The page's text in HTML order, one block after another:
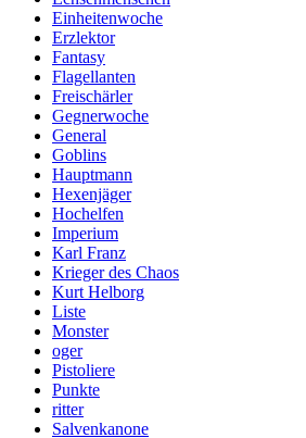
Einheitenwoche
Erzlektor
Fantasy
Flagellanten
Freischärler
Gegnerwoche
General
Goblins
Hauptmann
Hexenjäger
Hochelfen
Imperium
Karl Franz
Krieger des Chaos
Kurt Helborg
Liste
Monster
oger
Pistoliere
Punkte
ritter
Salvenkanone